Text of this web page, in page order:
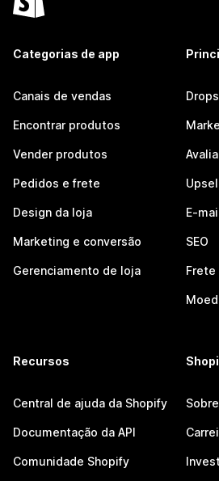
Categorias de app
Canais de vendas
Encontrar produtos
Vender produtos
Pedidos e frete
Design da loja
Marketing e conversão
Gerenciamento de loja
E-
SEO
Frete
Recursos
Central de ajuda da Shopify
Documentação da API
Comunidade Shopify
Sobre